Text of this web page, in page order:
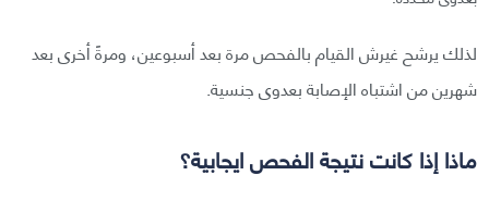
لذلك يرشح غيرش القيام بالفحص مرة بعد أسبوعين، ومرةً أخرى بعد
شهرين من اشتباه الإصابة بعدوى جنسية.
ماذا إذا كانت نتيجة الفحص ايجابية؟